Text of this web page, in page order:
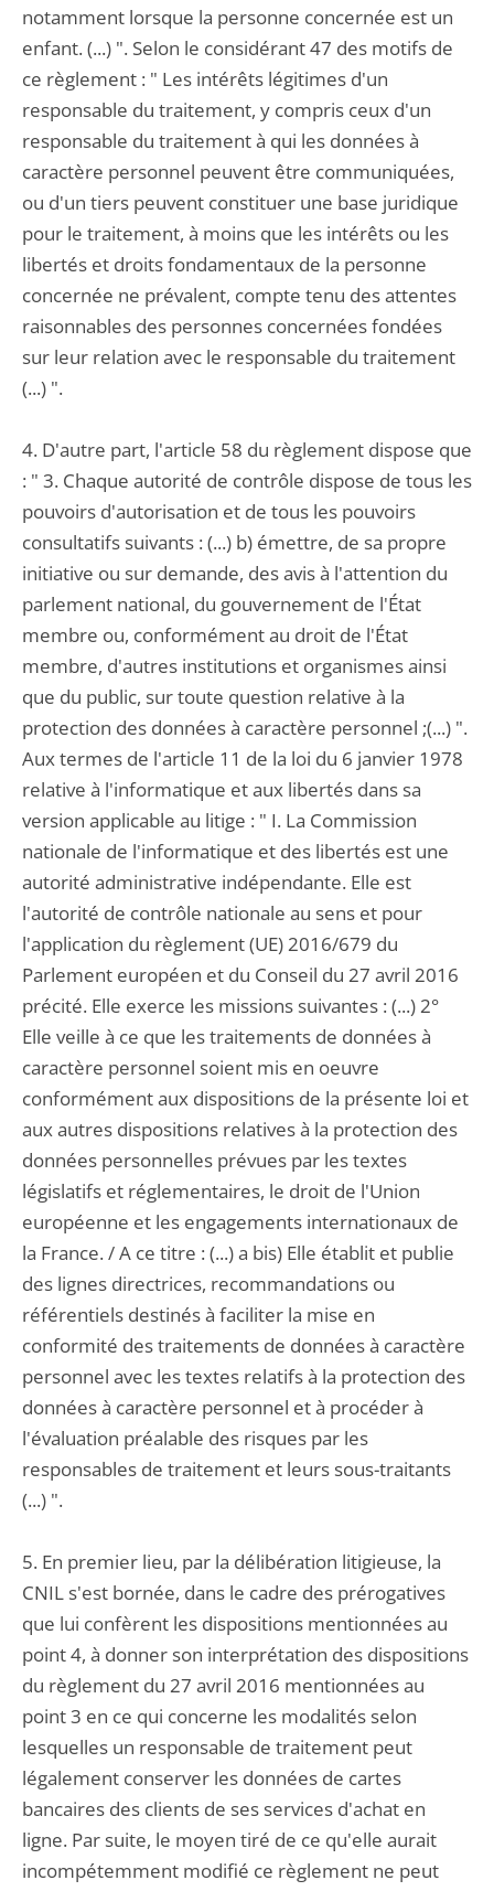
notamment lorsque la personne concernée est un
enfant. (...) ". Selon le considérant 47 des motifs de
ce règlement : " Les intérêts légitimes d'un
responsable du traitement, y compris ceux d'un
responsable du traitement à qui les données à
caractère personnel peuvent être communiquées,
ou d'un tiers peuvent constituer une base juridique
pour le traitement, à moins que les intérêts ou les
libertés et droits fondamentaux de la personne
concernée ne prévalent, compte tenu des attentes
raisonnables des personnes concernées fondées
sur leur relation avec le responsable du traitement
(...) ".
4. D'autre part, l'article 58 du règlement dispose que
: " 3. Chaque autorité de contrôle dispose de tous les
pouvoirs d'autorisation et de tous les pouvoirs
consultatifs suivants : (...) b) émettre, de sa propre
initiative ou sur demande, des avis à l'attention du
parlement national, du gouvernement de l'État
membre ou, conformément au droit de l'État
membre, d'autres institutions et organismes ainsi
que du public, sur toute question relative à la
protection des données à caractère personnel ;(...) ".
Aux termes de l'article 11 de la loi du 6 janvier 1978
relative à l'informatique et aux libertés dans sa
version applicable au litige : " I. La Commission
nationale de l'informatique et des libertés est une
autorité administrative indépendante. Elle est
l'autorité de contrôle nationale au sens et pour
l'application du règlement (UE) 2016/679 du
Parlement européen et du Conseil du 27 avril 2016
précité. Elle exerce les missions suivantes : (...) 2°
Elle veille à ce que les traitements de données à
caractère personnel soient mis en oeuvre
conformément aux dispositions de la présente loi et
aux autres dispositions relatives à la protection des
données personnelles prévues par les textes
législatifs et réglementaires, le droit de l'Union
européenne et les engagements internationaux de
la France. / A ce titre : (...) a bis) Elle établit et publie
des lignes directrices, recommandations ou
référentiels destinés à faciliter la mise en
conformité des traitements de données à caractère
personnel avec les textes relatifs à la protection des
données à caractère personnel et à procéder à
l'évaluation préalable des risques par les
responsables de traitement et leurs sous-traitants
(...) ".
5. En premier lieu, par la délibération litigieuse, la
CNIL s'est bornée, dans le cadre des prérogatives
que lui confèrent les dispositions mentionnées au
point 4, à donner son interprétation des dispositions
du règlement du 27 avril 2016 mentionnées au
point 3 en ce qui concerne les modalités selon
lesquelles un responsable de traitement peut
légalement conserver les données de cartes
bancaires des clients de ses services d'achat en
ligne. Par suite, le moyen tiré de ce qu'elle aurait
incompétemment modifié ce règlement ne peut